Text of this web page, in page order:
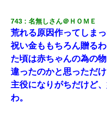
→思わず手を叩いて振り払った
嫁に不倫されたから嫁と不倫
友人とふたりで山口に旅行した
中の道を走っていたら、突然ガ
743 名無しさん＠ＨＯＭＥ
荒れる原因作ってしまっ
祝い金ももちろん贈る
た頃は赤ちゃんの為の
違ったのかと思っただ
主役になりがちだけど
わ。